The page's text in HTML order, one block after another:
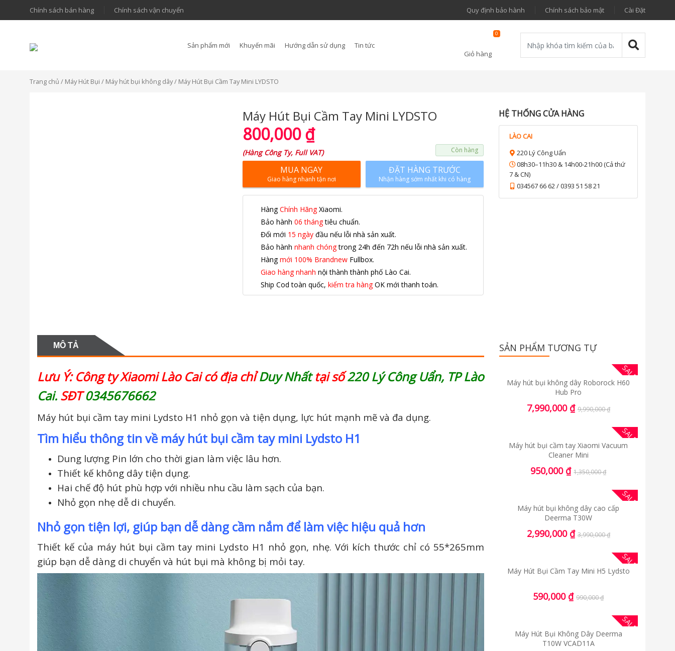
Chính sách bán hàng Chính sách vận chuyển Quy định bảo hành Chính sách bảo mật Cài Đặt
Sản phẩm mới Khuyến mãi Hướng dẫn sử dụng
Tin tức
Giỏ hàng
0
Trang chủ / Máy Hút Bụi / Máy hút bụi không dây/ Máy Hút Bụi Cầm Tay Mini LYDSTO
Máy Hút Bụi Cầm Tay Mini LYDSTO
800,000₫
(Hàng Công Ty, Full VAT) Còn hàng
MUA NGAY
Giao hàng nhanh tận nơi
ĐẶT HÀNG TRƯỚC
Nhận hàng sớm nhất khi có hàng
HàngChính HãngXiaomi.
Bảo hành 06 thángtiêu chuẩn.
Đổi mới 15 ngàyđầu nếu lỗi nhà sản xuất.
Bảo hành nhanh chóngtrong 24h đến 72h nếu lỗi nhà sản xuất.
Hàngmới 100% BrandnewFullbox.
Giao hàng nhanh nội thành thành phố Lào Cai.
Ship Cod toàn quốc, kiểm tra hàngOK mới thanh toán.
HỆ THỐNG CỬA HÀNG
LÀO CAI
220 Lý Công Uẩn
08h30–11h30 & 14h00-21h00 (Cả thứ
7 & CN)
034567 66 62 / 0393 51 58 21
MÔ TẢ
Lưu Ý: Công ty Xiaomi Lào Cai có địa chỉDuy Nhấttại số220 Lý Công Uẩn, TP Lào
Cai. SĐT0345676662
Máy hút bụi cầm tay mini Lydsto H1 nhỏ gọn và tiện dụng, lực hút mạnh mẽ và đa dụng.
Tìm hiểu thông tin về máy hút bụi cầm tay mini Lydsto H1
Dung lượng Pin lớn cho thời gian làm việc lâu hơn.
Thiết kế không dây tiện dụng.
Hai chế độ hút phù hợp với nhiều nhu cầu làm sạch của bạn.
Nhỏ gọn nhẹ dễ di chuyển.
Nhỏ gọn tiện lợi, giúp bạn dễ dàng cầm nắm để làm việc hiệu quả hơn
Thiết kế của máy hút bụi cầm tay mini Lydsto H1 nhỏ gọn, nhẹ. Với kích thước chỉ có 55*265mm
giúp bạn dễ dàng di chuyển và hút bụi mà không bị mỏi tay.
SẢN PHẨM TƯƠNG TỰ
SALE
Máy hút bụi không dây Roborock H60
Hub Pro
7,990,000 ₫ 9,990,000₫
SALE
Máy hút bụi cầm tay Xiaomi Vacuum
Cleaner Mini
950,000 ₫ 1,350,000₫
SALE
Máy hút bụi không dây cao cấp
Deerma T30W
2,990,000 ₫ 3,990,000₫
SALE
Máy Hút Bụi Cầm Tay Mini H5 Lydsto
590,000 ₫ 990,000₫
SALE
Máy Hút Bụi Không Dây Deerma
T10W VCAD11A